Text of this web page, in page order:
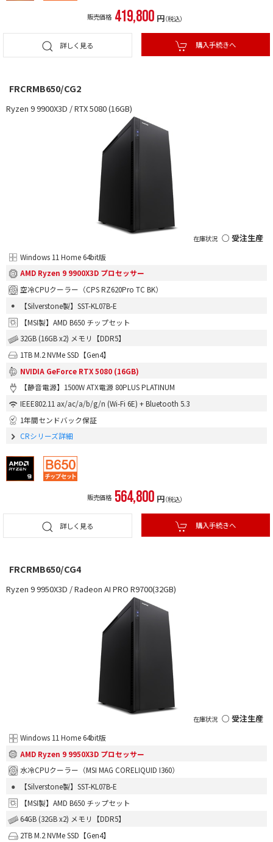
販売価格 419,800 円（税込）
詳しく見る 購入手続きへ
FRCRMB650/CG2
Ryzen 9 9900X3D / RTX 5080 (16GB)
○ 受注生産
Windows 11 Home 64bit版
AMD Ryzen 9 9900X3D プロセッサー
空冷CPUクーラー（CPS RZ620Pro TC BK）
【Silverstone製】SST-KL07B-E
【MSI製】AMD B650 チップセット
32GB (16GB x2) メモリ【DDR5】
1TB M.2 NVMe SSD【Gen4】
NVIDIA GeForce RTX 5080 (16GB)
【静音電源】1500W ATX電源 80PLUS PLATINUM
IEEE802.11 ax/ac/a/b/g/n (Wi-Fi 6E) + Bluetooth 5.3
1年間センドバック保証
CRシリーズ詳細
販売価格 564,800 円（税込）
詳しく見る 購入手続きへ
FRCRMB650/CG4
Ryzen 9 9950X3D / Radeon AI PRO R9700(32GB)
○ 受注生産
Windows 11 Home 64bit版
AMD Ryzen 9 9950X3D プロセッサー
水冷CPUクーラー（MSI MAG CORELIQUID I360）
【Silverstone製】SST-KL07B-E
【MSI製】AMD B650 チップセット
64GB (32GB x2) メモリ【DDR5】
2TB M.2 NVMe SSD【Gen4】